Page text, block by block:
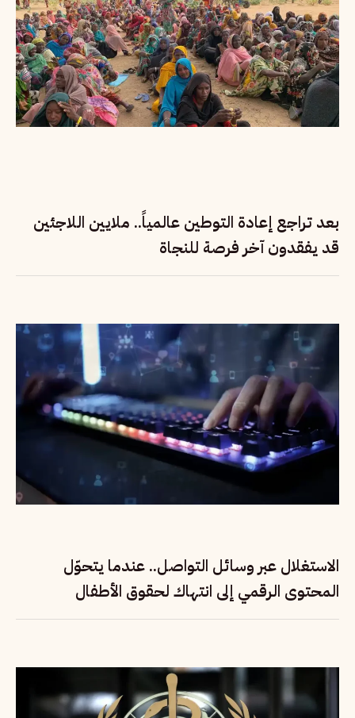
بعد تراجع إعادة التوطين عالمياً.. ملايين اللاجئين
قد يفقدون آخر فرصة للنجاة
الاستغلال عبر وسائل التواصل.. عندما يتحوّل
المحتوى الرقمي إلى انتهاك لحقوق الأطفال